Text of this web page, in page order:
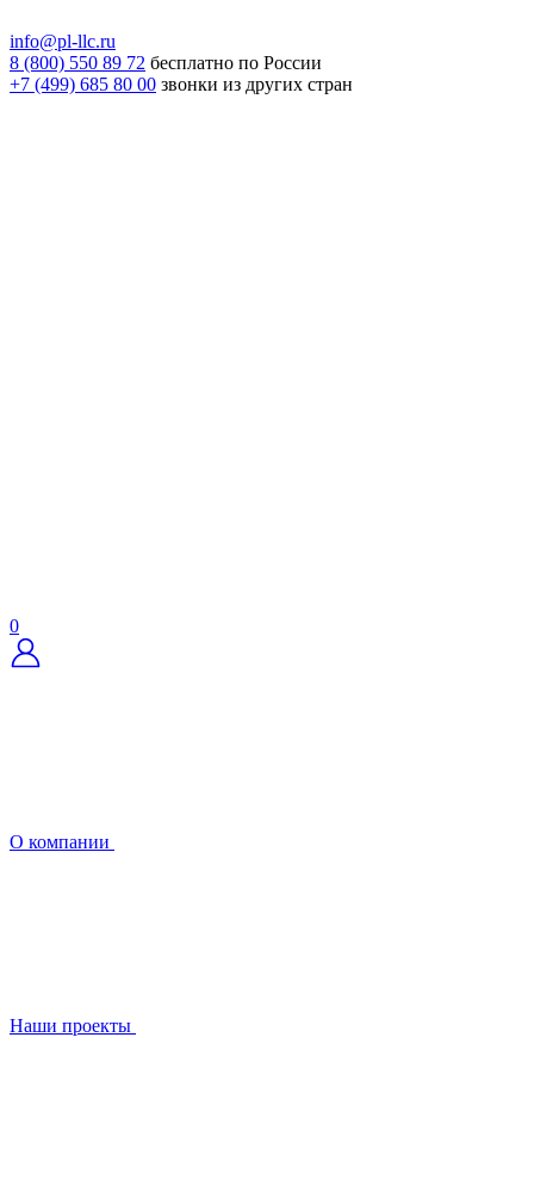
info@pl-llc.ru
8 (800) 550 89 72 бесплатно по России
+7 (499) 685 80 00 звонки из других стран
0
О компании
Наши проекты